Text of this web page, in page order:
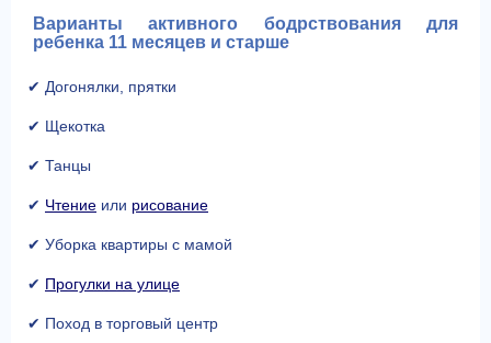
Варианты активного бодрствования для
ребенка 11 месяцев и старше
✔ Догонялки, прятки
✔ Щекотка
✔ Танцы
✔ Чтение или рисование
✔ Уборка квартиры с мамой
✔ Прогулки на улице
✔ Поход в торговый центр